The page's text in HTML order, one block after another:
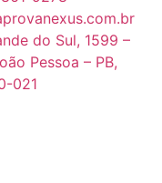
do Sul, 1599 –
Pessoa – PB,
021